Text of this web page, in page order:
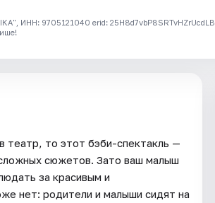
ИНН: 9705121040 erid: 25H8d7vbP8SRTvHZrUcdLB
театр, то этот бэби-спектакль —
сюжетов. Зато ваш малыш
за красивым и
нет: родители и малыши сидят на